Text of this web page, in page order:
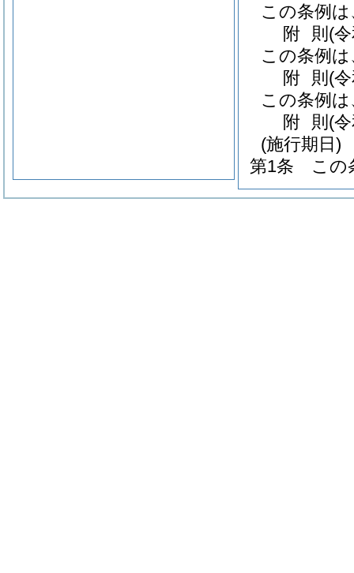
この条例
附 則 (
この条例
附 則 (
この条例
附 則 (
(施行期日)
第1条
この